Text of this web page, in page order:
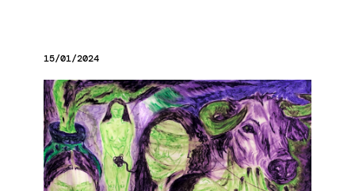
15/01/2024